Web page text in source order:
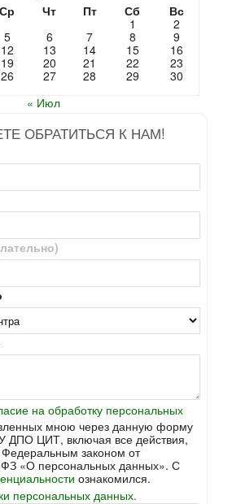
Ср Чт Пт Сб
Вс
1
2
5 6 7 8
9
12 13 14 15
16
19 20 21 22
23
26 27 28 29
30
« Июл
ОБРАТИТЬСЯ К НАМ!
на обработку персональных
мною через данную форму
ДПО ЦИТ, включая все действия,
законом от
«О персональных данных». С
ознакомился.
персональных данных.